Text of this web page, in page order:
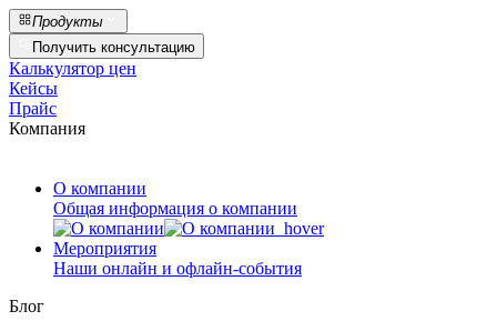
Продукты
Получить консультацию
Калькулятор цен
Кейсы
Прайс
Компания
О компании
Общая информация о компании
Мероприятия
Наши онлайн и офлайн-события
Блог